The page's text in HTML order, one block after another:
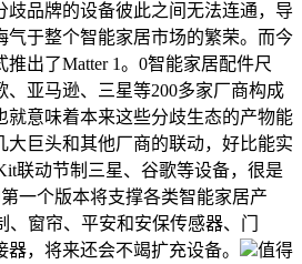
歧品牌的设备彼此之间无法连通，导
气于整个智能家居市场的繁荣。而今
出了Matter 1。0智能家居配件尺
、亚马逊、三星等200多家厂商构成
就意味着本来这些分歧生态的产物能
大巨头和其他厂商的联动，好比能实
联动节制三星、谷歌等设备，很是
一个版本将支撑各类智能家居产
窗帘、平安和安保传感器、门
，将来还会不竭扩充设备。
值得